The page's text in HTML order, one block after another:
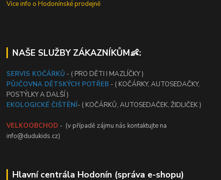
Vice info o Hodonínské prodejně
NAŠE SLUŽBY ZÁKAZNÍKŮM👶:
SERVIS KOČÁRKŮ - ( PRO DĚTI I MAZLÍČKY )
PŮJČOVNA DĚTSKÝCH POTŘEB - ( KOČÁRKY, AUTOSEDAČKY,
POSTÝLKY A DALŠÍ )
EKOLOGICKÉ ČIŠTĚNÍ- ( KOČÁRKŮ, AUTOSEDAČEK, ŽIDLIČEK )
VELKOOBCHOD - (v případě zájmu nás kontaktujte na
info@dudukids.cz)
Hlavní centrála Hodonín (správa e-shopu)